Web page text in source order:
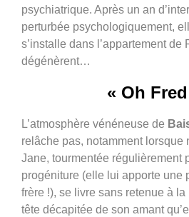
psychiatrique. Après un an
perturbée psychologiquement,
s’installe dans l’appartement de
dégénèrent…
« Oh
L’atmosphère vénéneuse de
relâche pas, notamment lorsque
Jane, tourmentée régulièrement
progéniture (elle lui apporte une
frère !), se livre sans retenue à
tête décapitée de son amant